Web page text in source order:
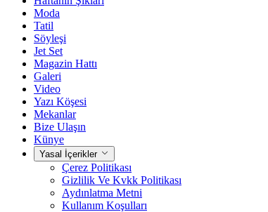
Moda
Tatil
Söyleşi
Jet Set
Magazin Hattı
Galeri
Video
Yazı Köşesi
Mekanlar
Bize Ulaşın
Künye
Yasal İçerikler
Çerez Politikası
Gizlilik Ve Kvkk Politikası
Aydınlatma Metni
Kullanım Koşulları